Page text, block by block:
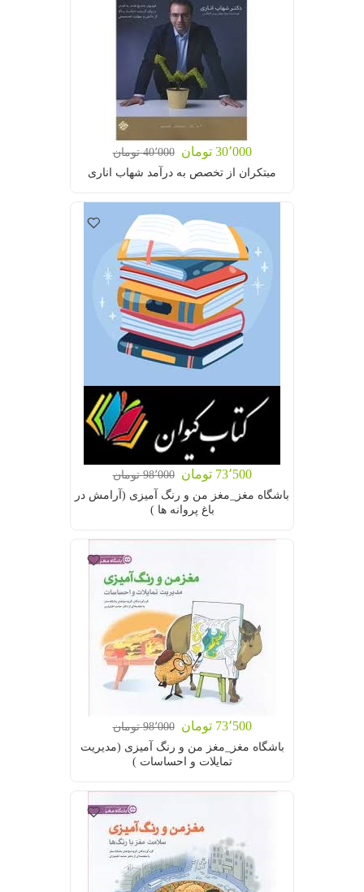
40٬000 تومان
مبتکران از تخصص به درآمد شهاب اناری
98٬000 تومان
باشگاه مغز_مغز من و رنگ آمیزی (آرامش در
باغ پروانه ها )
98٬000 تومان
باشگاه مغز_مغز من و رنگ آمیزی (مدیریت
تمایلات و احساسات )